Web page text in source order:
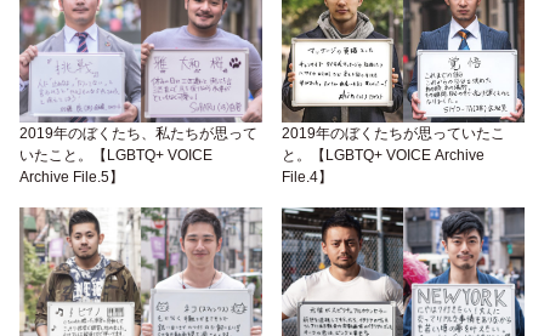
2019年のぼくたち、私たちが思って
いたこと。【LGBTQ+ VOICE
Archive File.5】
2019年のぼくたちが思っていたこ
と。【LGBTQ+ VOICE Archive
File.4】